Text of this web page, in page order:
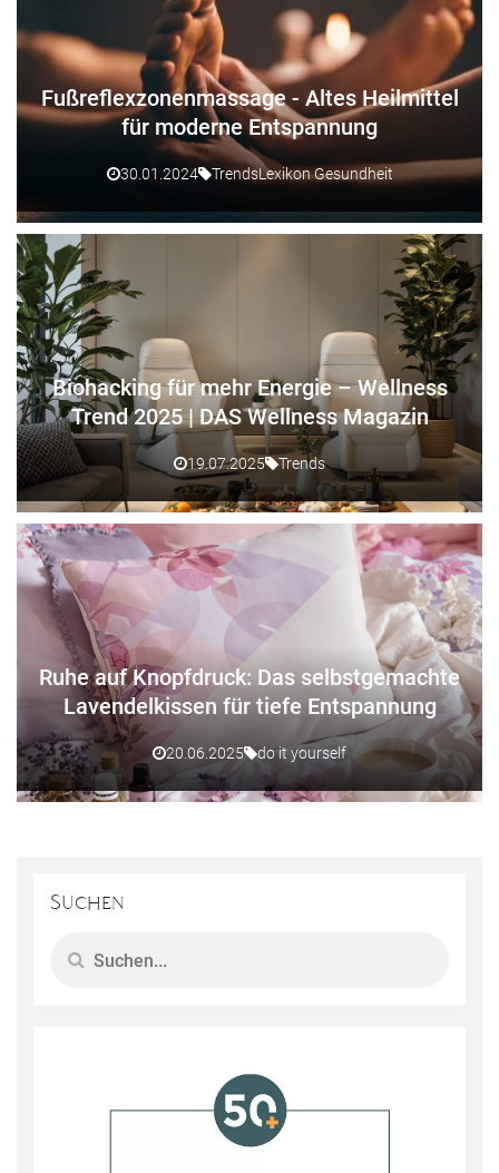
Fußreflexzonenmassage - Altes Heilmittel
für moderne Entspannung
30.01.2024 TrendsLexikon Gesundheit
Biohacking für mehr Energie – Wellness
Trend 2025 | DAS Wellness Magazin
19.07.2025 Trends
Ruhe auf Knopfdruck: Das selbstgemachte
Lavendelkissen für tiefe Entspannung
20.06.2025 do it yourself
Suchen